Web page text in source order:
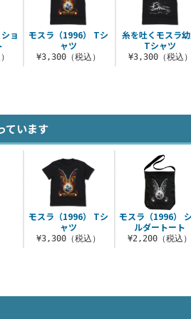
モスラ（1996） Tシ
ャツ
¥3,300（税込）
糸を吐くモスラ
Tシャツ
¥3,300（税込）
ョ
ています
モスラ（1996） Tシ
ャツ
¥3,300（税込）
モスラ（1996）
ルダートート
¥2,200（税込）